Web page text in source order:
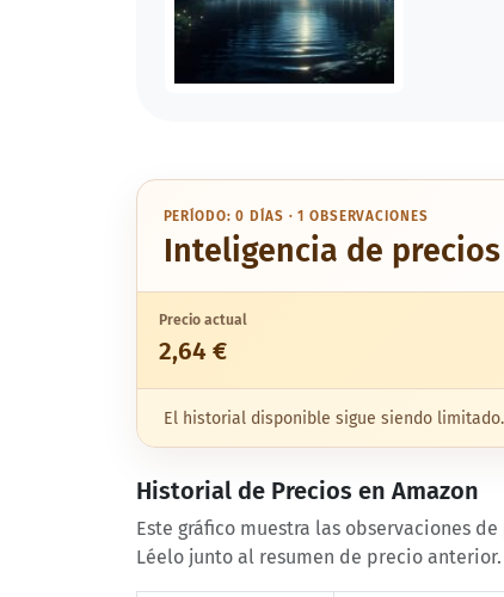
PERÍODO: 0 DÍAS · 1 OBSERVACIONES
Inteligencia de precios
Precio actual
2,64 €
El historial disponible sigue siendo
Historial de Precios en Amazon
Este gráfico muestra las observaciones
Léelo junto al resumen de precio anterior.